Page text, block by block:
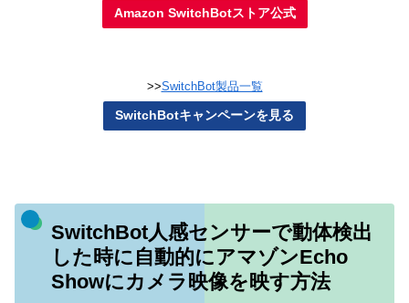
Amazon SwitchBotストア公式
>>SwitchBot製品一覧
SwitchBotキャンペーンを見る
SwitchBot人感センサーで動体検出
した時に自動的にアマゾンEcho
Showにカメラ映像を映す方法